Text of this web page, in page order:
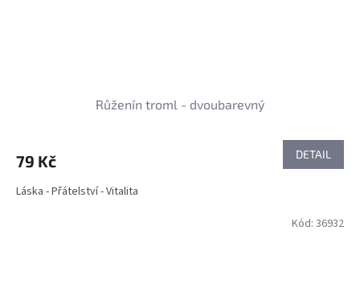
Růženín troml - dvoubarevný
79 Kč DETAIL
Láska - Přátelství - Vitalita
Kód: 36932